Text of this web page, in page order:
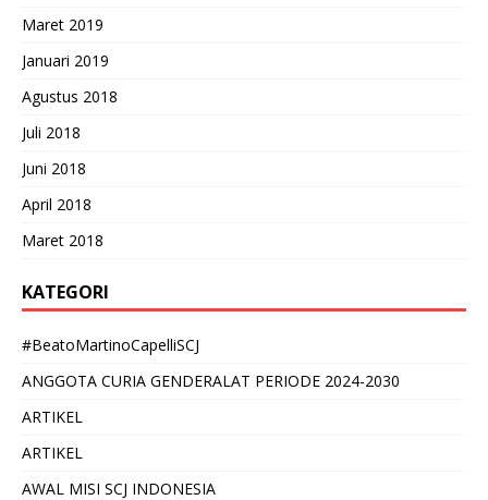
Maret 2019
Januari 2019
Agustus 2018
Juli 2018
Juni 2018
April 2018
Maret 2018
KATEGORI
#BeatoMartinoCapelliSCJ
ANGGOTA CURIA GENDERALAT PERIODE 2024-2030
ARTIKEL
ARTIKEL
AWAL MISI SCJ INDONESIA